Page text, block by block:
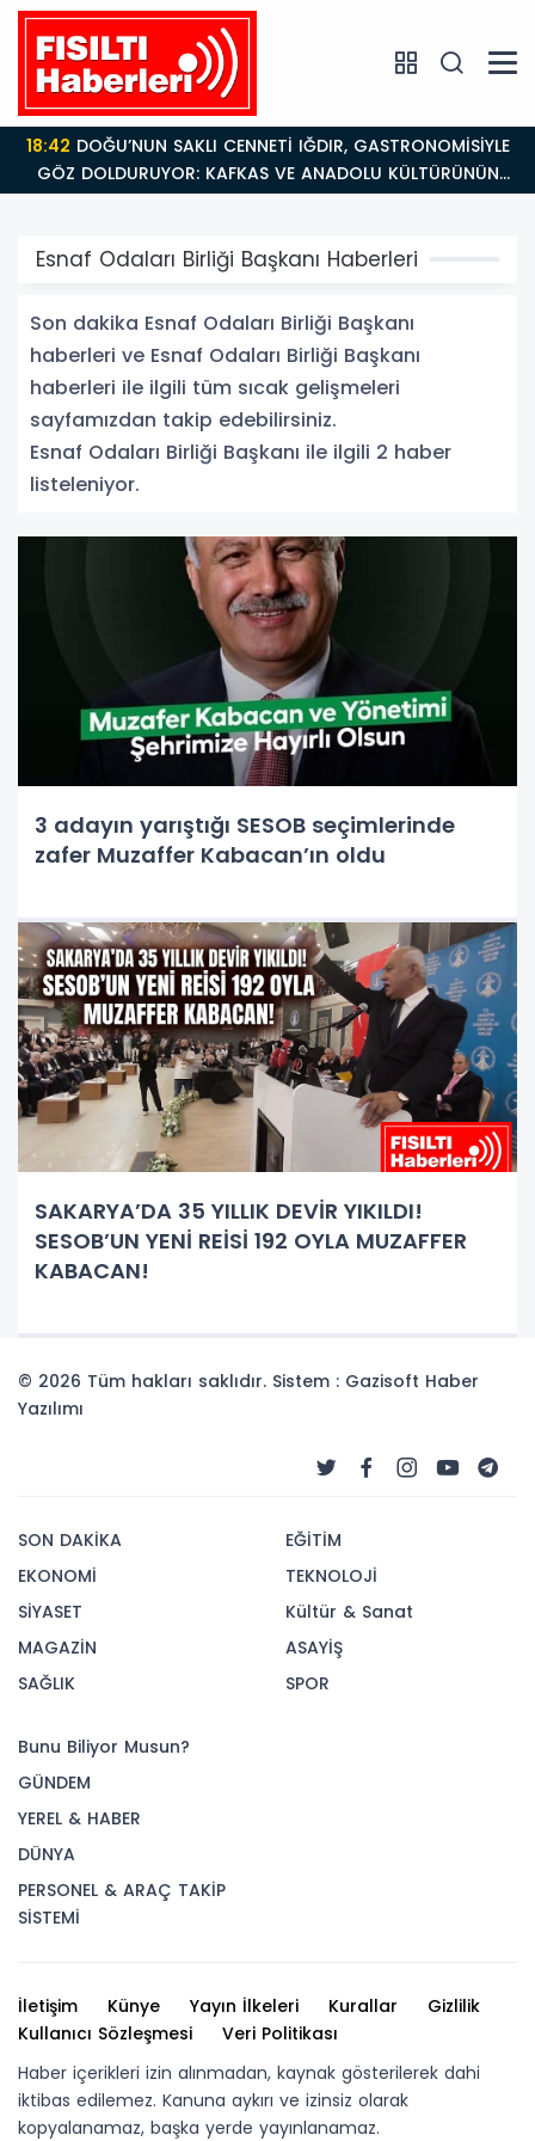
18:42
GÖZ DOLDURUYOR: KAFKAS VE ANADOLU KÜLTÜRÜNÜN
BULUŞMA NOKTASI
Esnaf Odaları Birliği Başkanı Haberleri
Son dakika Esnaf Odaları Birliği Başkanı
haberleri ve Esnaf Odaları Birliği Başkanı
haberleri ile ilgili tüm sıcak gelişmeleri
sayfamızdan takip edebilirsiniz.
Esnaf Odaları Birliği Başkanı ile ilgili 2 haber
listeleniyor.
3 adayın yarıştığı SESOB seçimlerinde
zafer Muzaffer Kabacan’ın oldu
SAKARYA’DA 35 YILLIK DEVİR YIKILDI!
SESOB’UN YENİ REİSİ 192 OYLA MUZAFFER
KABACAN!
© 2026 Tüm hakları saklıdır. Sistem : Gazisoft Haber
Yazılımı
SON DAKİKA
EKONOMİ
SİYASET
MAGAZİN
SAĞLIK
EĞİTİM
TEKNOLOJİ
Kültür & Sanat
ASAYİŞ
SPOR
Bunu Biliyor Musun?
GÜNDEM
YEREL & HABER
DÜNYA
PERSONEL & ARAÇ TAKİP
SİSTEMİ
İletişim Künye Yayın İlkeleri Kurallar
Gizlilik
Kullanıcı Sözleşmesi
Veri Politikası
Haber içerikleri izin alınmadan, kaynak gösterilerek dahi
iktibas edilemez. Kanuna aykırı ve izinsiz olarak
kopyalanamaz, başka yerde yayınlanamaz.